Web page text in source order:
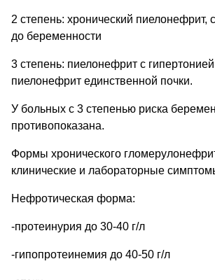
2 степень: хронический пиелонефрит,
до беременности
3 степень: пиелонефрит с
пиелонефрит единственной почки.
У больных с 3 степенью риска
противопоказана.
Формы хронического
клинические и лабораторные
Нефротическая форма:
-протеинурия до 30-40 г/л
-гипопротеинемия до 40-50 г/л